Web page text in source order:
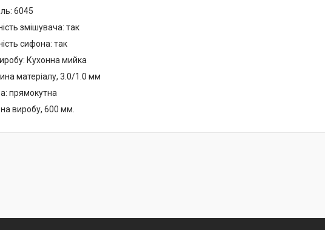
6045
змішувача: так
сифона: так
Кухонна мийка
матеріалу, 3.0/1.0 мм
прямокутна
виробу, 600 мм.